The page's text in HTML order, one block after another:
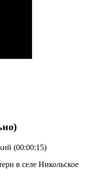
(00:00:15)
в селе Никольское